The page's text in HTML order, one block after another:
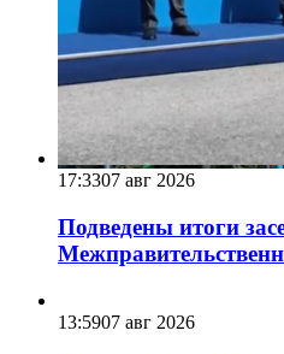
17:3307 авг 2026
Подведены итоги
13:5907 авг 2026